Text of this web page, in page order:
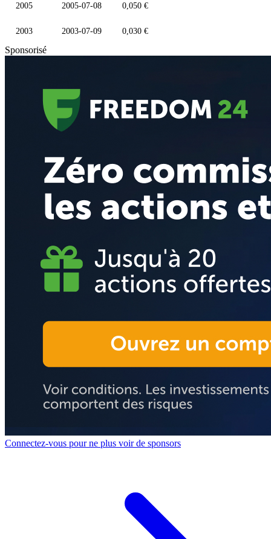
2005 2005-07-08 0,050 €
2003 2003-07-09 0,030 €
Sponsorisé
Connectez-vous pour ne plus voir de sponsors